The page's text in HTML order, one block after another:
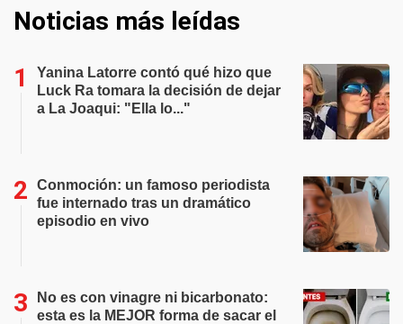
Noticias más leídas
Yanina Latorre contó qué hizo que
Luck Ra tomara la decisión de dejar
a La Joaqui: "Ella lo..."
Conmoción: un famoso periodista
fue internado tras un dramático
episodio en vivo
No es con vinagre ni bicarbonato:
esta es la MEJOR forma de sacar el